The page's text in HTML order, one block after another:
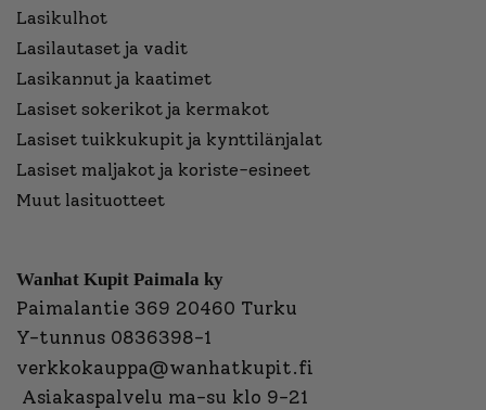
Lasikulhot
Lasilautaset ja vadit
Lasikannut ja kaatimet
Lasiset sokerikot ja kermakot
Lasiset tuikkukupit ja kynttilänjalat
Lasiset maljakot ja koriste-esineet
Muut lasituotteet
Wanhat Kupit Paimala ky
Paimalantie 369 20460 Turku
Y-tunnus 0836398-1
verkkokauppa@wanhatkupit.fi
Asiakaspalvelu ma-su klo 9-21